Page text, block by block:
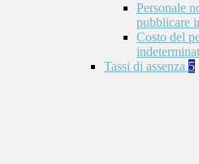
Personale
pubblicare
Costo del
Tassi di assenza 5